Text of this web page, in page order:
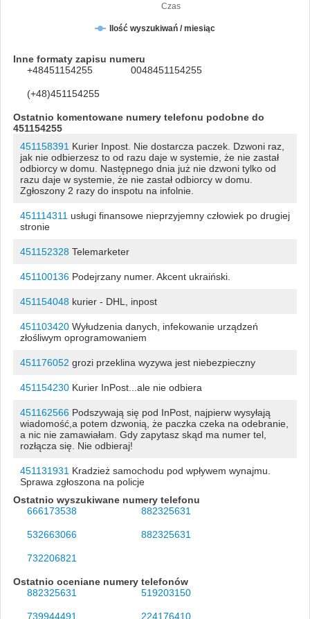
Czas
Ilość wyszukiwań / miesiąc
Inne formaty zapisu numeru
+48451154255
0048451154255
(+48)451154255
Ostatnio komentowane numery telefonu podobne do
451154255
451158391 Kurier Inpost. Nie dostarcza paczek. Dzwoni raz,
jak nie odbierzesz to od razu daje w systemie, że nie zastał
odbiorcy w domu. Następnego dnia już nie dzwoni tylko od
razu daje w systemie, że nie zastał odbiorcy w domu.
Zgłoszony 2 razy do inspotu na infolnie.
451114311 usługi finansowe nieprzyjemny człowiek po drugiej
stronie
451152328Telemarketer
451100136Podejrzany numer. Akcent ukraiński.
451154048kurier - DHL, inpost
451103420Wyłudzenia danych, infekowanie urządzeń
złośliwym oprogramowaniem
451176052 grozi przeklina wyzywa jest niebezpieczny
451154230Kurier InPost...ale nie odbiera
451162566Podszywają się pod InPost, najpierw wysyłają
wiadomość,a potem dzwonią, że paczka czeka na odebranie,
a nic nie zamawiałam. Gdy zapytasz skąd ma numer tel,
rozłącza się. Nie odbieraj!
451131931 Kradzież samochodu pod wpływem wynajmu.
Sprawa zgłoszona na policje
Ostatnio wyszukiwane numery telefonu
666173538
882325631
532663066 882325631
732206821
Ostatnio oceniane numery telefonów
882325631
519203150
739944491 224176410